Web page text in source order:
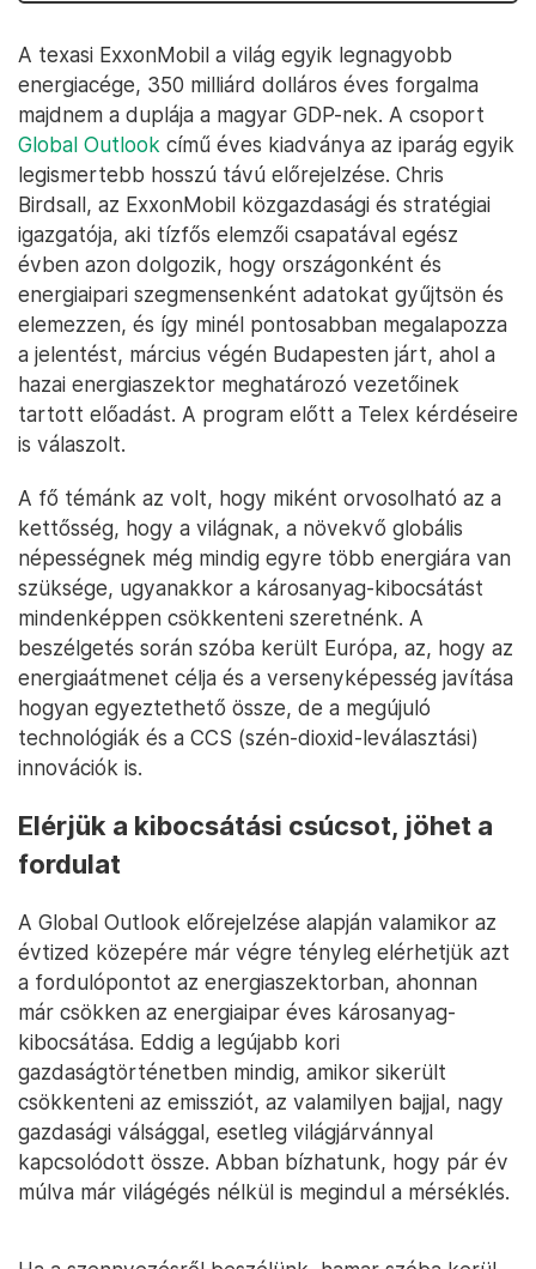
A texasi ExxonMobil a világ egyik legnagyobb
energiacége, 350 milliárd dolláros éves forgalma
majdnem a duplája a magyar GDP-nek. A csoport
Global Outlook című éves kiadványa az iparág egyik
legismertebb hosszú távú előrejelzése. Chris
Birdsall, az ExxonMobil közgazdasági és stratégiai
igazgatója, aki tízfős elemzői csapatával egész
évben azon dolgozik, hogy országonként és
energiaipari szegmensenként adatokat gyűjtsön és
elemezzen, és így minél pontosabban megalapozza
a jelentést, március végén Budapesten járt, ahol a
hazai energiaszektor meghatározó vezetőinek
tartott előadást. A program előtt a Telex kérdéseire
is válaszolt.
A fő témánk az volt, hogy miként orvosolható az a
kettősség, hogy a világnak, a növekvő globális
népességnek még mindig egyre több energiára van
szüksége, ugyanakkor a károsanyag-kibocsátást
mindenképpen csökkenteni szeretnénk. A
beszélgetés során szóba került Európa, az, hogy az
energiaátmenet célja és a versenyképesség javítása
hogyan egyeztethető össze, de a megújuló
technológiák és a CCS (szén-dioxid-leválasztási)
innovációk is.
Elérjük a kibocsátási csúcsot, jöhet a
fordulat
A Global Outlook előrejelzése alapján valamikor az
évtized közepére már végre tényleg elérhetjük azt
a fordulópontot az energiaszektorban, ahonnan
már csökken az energiaipar éves károsanyag-
kibocsátása. Eddig a legújabb kori
gazdaságtörténetben mindig, amikor sikerült
csökkenteni az emissziót, az valamilyen bajjal, nagy
gazdasági válsággal, esetleg világjárvánnyal
kapcsolódott össze. Abban bízhatunk, hogy pár év
múlva már világégés nélkül is megindul a mérséklés.